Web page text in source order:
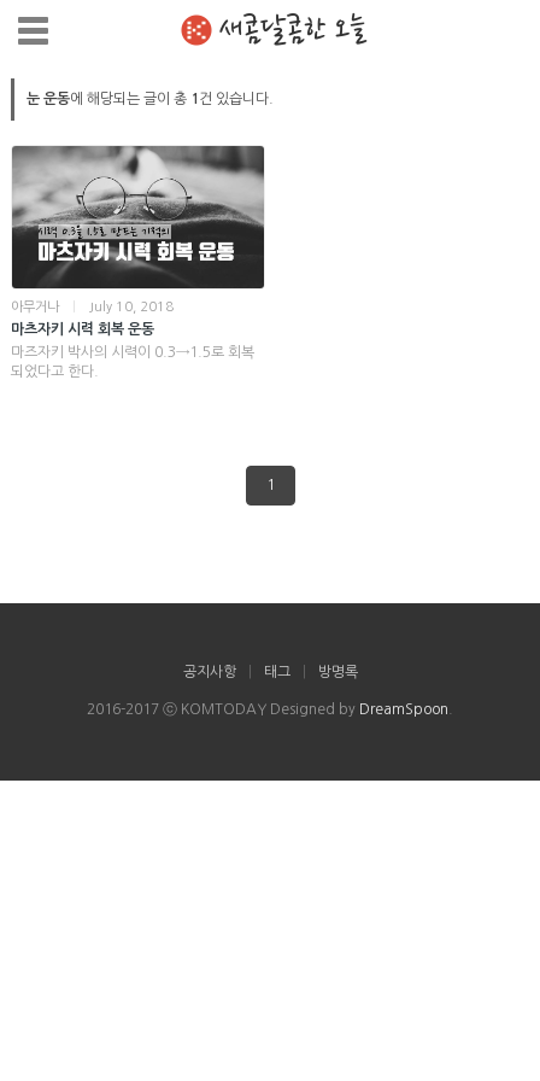
새콤달콤한 오늘
눈 운동에 해당되는 글이 총 1 건 있습니다.
아무거나 July 10, 2018
마츠자키 시력 회복 운동
마즈자키 박사의 시력이 0.3→1.5로 회복
되었다고 한다.
1
공지사항 태그 방명록
2016-2017 ⓒ KOMTODAY Designed by DreamSpoon